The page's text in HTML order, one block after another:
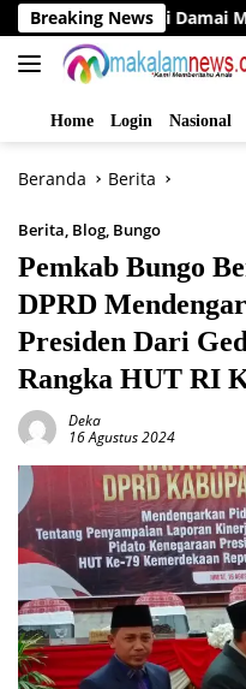
Langsung
ke
konten
Breaking News
Damai Menuju Pilrio
Home Login Nasional
Beranda Berita
Berita, Blog, Bungo
Pemkab Bungo
DPRD
Presiden Dari
Rangka HUT RI
Deka
16 Agustus 2024